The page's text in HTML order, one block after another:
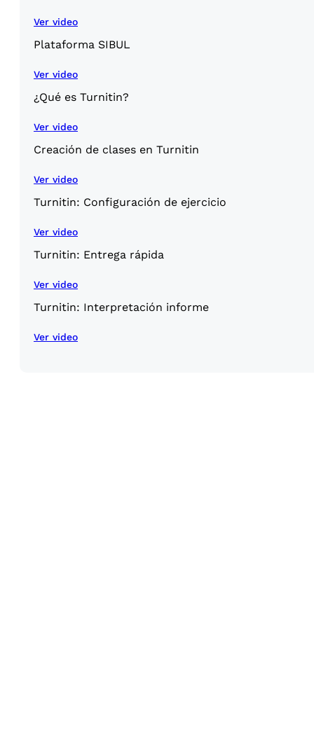
Ver video
Plataforma SIBUL
Ver video
¿Qué es Turnitin?
Ver video
Creación de clases en Turnitin
Ver video
Turnitin: Configuración de ejercicio
Ver video
Turnitin: Entrega rápida
Ver video
Turnitin: Interpretación informe
Ver video